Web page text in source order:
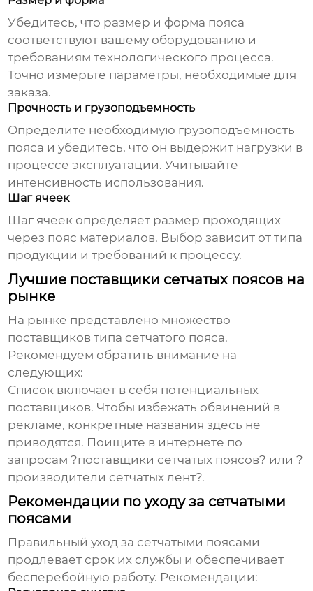
Убедитесь, что размер и форма пояса
соответствуют вашему оборудованию и
требованиям технологического процесса.
Точно измерьте параметры, необходимые для
заказа.
Прочность и грузоподъемность
Определите необходимую грузоподъемность
пояса и убедитесь, что он выдержит нагрузки в
процессе эксплуатации. Учитывайте
интенсивность использования.
Шаг ячеек
Шаг ячеек определяет размер проходящих
через пояс материалов. Выбор зависит от типа
продукции и требований к процессу.
Лучшие поставщики сетчатых поясов на
рынке
На рынке представлено множество
поставщиков типа сетчатого пояса.
Рекомендуем обратить внимание на
следующих:
Список включает в себя потенциальных
поставщиков. Чтобы избежать обвинений в
рекламе, конкретные названия здесь не
приводятся. Поищите в интернете по
запросам ?поставщики сетчатых поясов? или ?
производители сетчатых лент?.
Рекомендации по уходу за сетчатыми
поясами
Правильный уход за сетчатыми поясами
продлевает срок их службы и обеспечивает
бесперебойную работу. Рекомендации: